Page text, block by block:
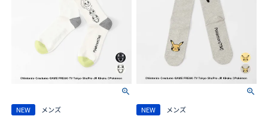
NEW
メンズ
NEW
メンズ